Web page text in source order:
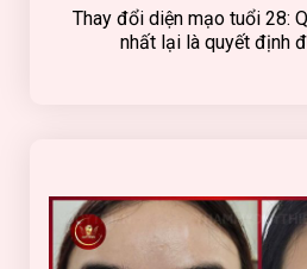
Thay đổi diện mạo tuổi 28:
nhất lại là quyết định